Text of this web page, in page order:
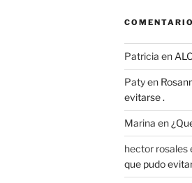
Patricia en
Patyen
evitarse .
Marina en
hector rosales
que pudo